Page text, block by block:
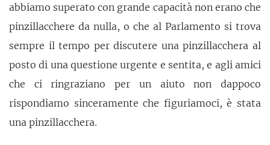
abbiamo superato con grande capacità non erano che
pinzillacchere da nulla, o che al Parlamento si trova
sempre il tempo per discutere una pinzillacchera al
posto di una questione urgente e sentita, e agli amici
che ci ringraziano per un aiuto non dappoco
rispondiamo sinceramente che figuriamoci, è stata
una pinzillacchera.